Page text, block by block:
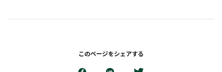
このページをシェアする